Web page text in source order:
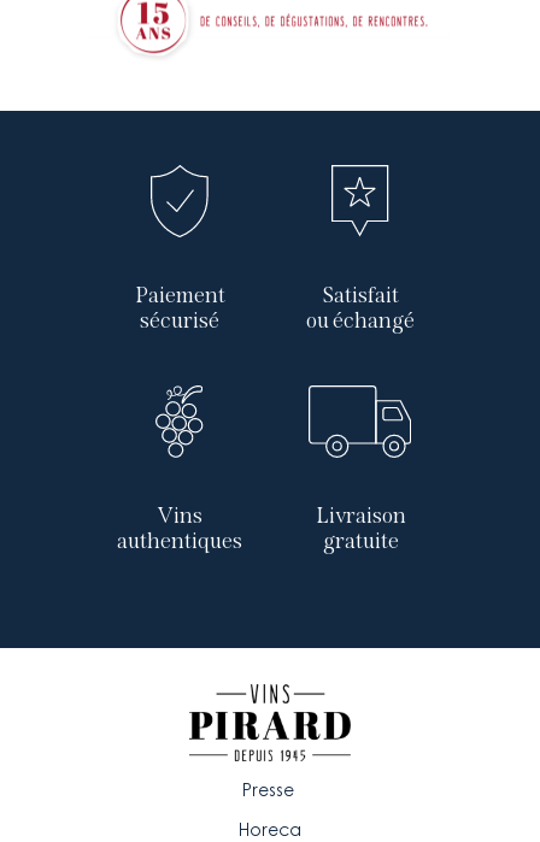
Paiement
sécurisé
Satisfait
ou échangé
Vins
authentiques
Livraison
gratuite
Presse
Horeca